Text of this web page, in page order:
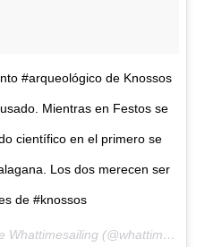
#arqueológico de Knossos
Mientras en Festos se
científico en el primero se
Los dos merecen ser
de #knossos
Una publicación compartida de Whattimesailing (@whattimesailing) el